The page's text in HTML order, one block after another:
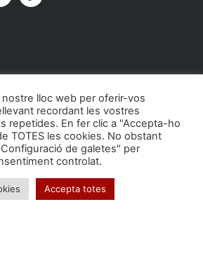
lloc web per oferir-vos
recordant les vostres
repetides. En fer clic a "Accepta-ho
TOTES les cookies. No obstant
de galetes" per
controlat.
Accepta totes